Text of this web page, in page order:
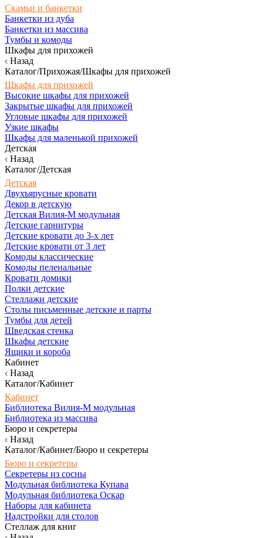
Скамьи и банкетки
Банкетки из дуба
Банкетки из массива
Тумбы и комоды
Шкафы для прихожей
Назад
Каталог/Прихожая/Шкафы для прихожей
Шкафы для прихожей
Высокие шкафы для прихожей
Закрытые шкафы для прихожей
Угловые шкафы для прихожей
Узкие шкафы
Шкафы для маленькой прихожей
Детская
Назад
Каталог/Детская
Детская
Двухъярусные кровати
Декор в детскую
Детская Вилия-М модульная
Детские гарнитуры
Детские кровати до 3-х лет
Детские кровати от 3 лет
Комоды классические
Комоды пеленальные
Кровати домики
Полки детские
Стеллажи детские
Столы письменные детские и парты
Тумбы для детей
Шведская стенка
Шкафы детские
Ящики и короба
Кабинет
Назад
Каталог/Кабинет
Кабинет
Библиотека Вилия-М модульная
Библиотека из массива
Бюро и секретеры
Назад
Каталог/Кабинет/Бюро и секретеры
Бюро и секретеры
Секретеры из сосны
Модульная библиотека Купава
Модульная библиотека Оскар
Наборы для кабинета
Надстройки для столов
Стеллаж для книг